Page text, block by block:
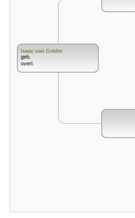
Isaac van Gelder
geb.
overl.